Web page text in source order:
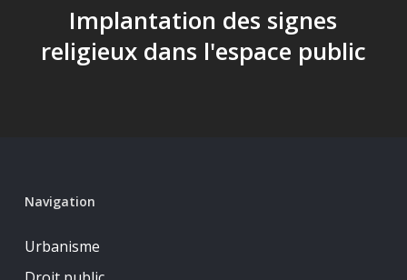
Implantation des signes
religieux dans l'espace public
Navigation
Urbanisme